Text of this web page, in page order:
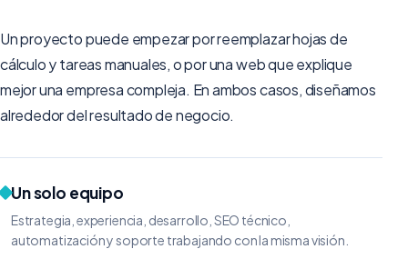
Un proyecto puede empezar por reemplazar hojas de
cálculo y tareas manuales, o por una web que explique
mejor una empresa compleja. En ambos casos, diseñamos
alrededor del resultado de negocio.
Un solo equipo
Estrategia, experiencia, desarrollo, SEO técnico,
automatización y soporte trabajando con la misma visión.